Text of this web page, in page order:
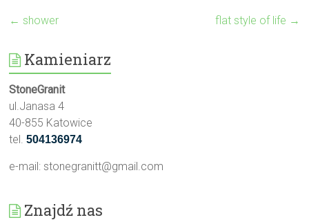
← shower flat style of life →
Kamieniarz
StoneGranit
ul.Janasa 4
40-855 Katowice
tel. 504136974
e-mail: stonegranitt@gmail.com
Znajdź nas